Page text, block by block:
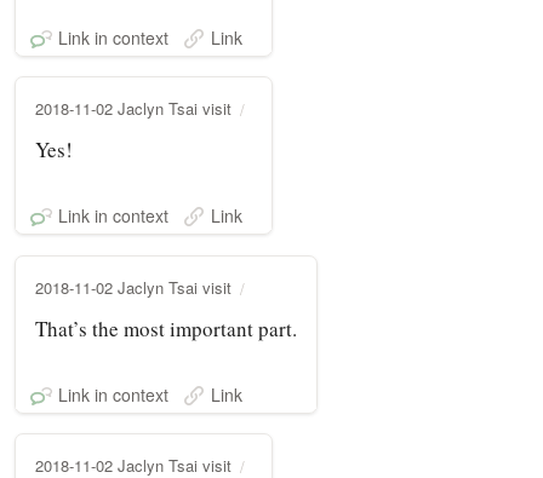
Link in context Link
2018-11-02 Jaclyn Tsai visit
Yes!
Link in context Link
2018-11-02 Jaclyn Tsai visit
That’s the most important part.
Link in context Link
2018-11-02 Jaclyn Tsai visit